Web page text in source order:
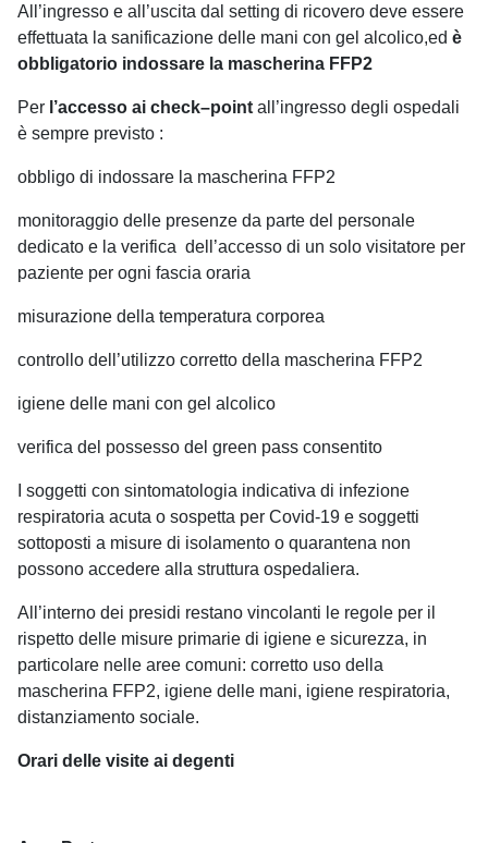
All’ingresso e all’uscita dal setting di ricovero deve essere
effettuata la sanificazione delle mani con gel alcolico,ed è
obbligatorio indossare la mascherina FFP2
Per l’accesso ai check–point all’ingresso degli ospedali
è sempre previsto :
obbligo di indossare la mascherina FFP2
monitoraggio delle presenze da parte del personale
dedicato e la verifica dell’accesso di un solo visitatore per
paziente per ogni fascia oraria
misurazione della temperatura corporea
controllo dell’utilizzo corretto della mascherina FFP2
igiene delle mani con gel alcolico
verifica del possesso del green pass consentito
I soggetti con sintomatologia indicativa di infezione
respiratoria acuta o sospetta per Covid-19 e soggetti
sottoposti a misure di isolamento o quarantena non
possono accedere alla struttura ospedaliera.
All’interno dei presidi restano vincolanti le regole per il
rispetto delle misure primarie di igiene e sicurezza, in
particolare nelle aree comuni: corretto uso della
mascherina FFP2, igiene delle mani, igiene respiratoria,
distanziamento sociale.
Orari delle visite ai degenti